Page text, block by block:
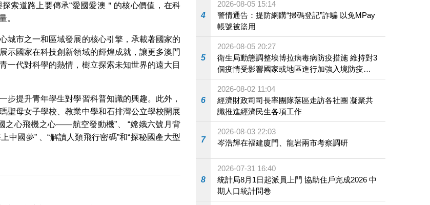
索道路上要傳承“愛國愛澳＂的核心價值，在科
。
城市之一和區域發展的核心引擎，承載著國家的
示國家在科技創新領域的輝煌成就，讓更多澳門
一代對科學的熱情，樹立探索未知世界的遠大目
步提升青年學生對學習科普知識的興趣。此外，
聖母女子學校、教業中學和石排灣公立學校開展
之心飛機之心——航空發動機”、 “嫦娥六號月背
中國夢” 、“解讀人類飛行密碼”和“探秘國產大型
4
2026-08-05 15:14
警情通告：提防網購“掃碼登記”詐騙 以免MPay
帳號被盜用
5
2026-08-05 20:27
衛生局動態調整埃博拉病毒病防疫措施 維持對3
個疫情受影響國家或地區進行加強入境防疫措
施
6
2026-08-02 11:04
經濟財政司司長率團隊落區走訪各社團 凝聚共
識推進經濟民生各項工作
7
2026-08-03 22:03
岑浩輝在福建廈門、龍岩兩市考察調研
8
2026-07-31 16:40
統計局8月1日起派員上門 協助住戶完成2026 中
期人口統計問卷